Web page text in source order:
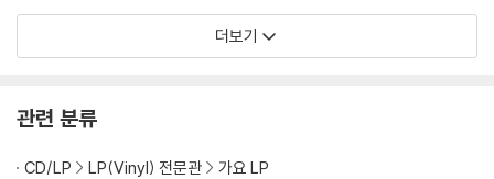
더보기
관련 분류
CD/LP LP(Vinyl) 전문관 가요 LP